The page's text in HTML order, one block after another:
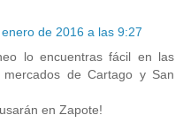
de 2016 a las 9:27
lo encuentras fácil en las
de Cartago y San
en Zapote!